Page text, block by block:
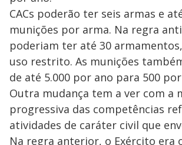
CACs poderão ter seis armas e
munições por arma. Na regra
poderiam ter até 30
uso restrito. As munições
de até 5.000 por ano para 500
Outra mudança tem a ver com a
progressiva das competências
atividades de caráter civil que
Na regra anterior, o Exército era